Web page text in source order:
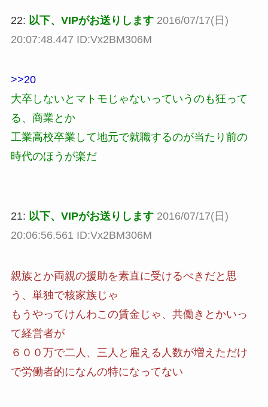
22: 以下、VIPがお送りします 2016/07/17(日)
20:07:48.447 ID:Vx2BM306M
>>20
大卒しないとマトモじゃないっていうのも狂って
る、商業とか
工業高校卒業して地元で就職するのが当たり前の
時代のほうが楽だ
21: 以下、VIPがお送りします 2016/07/17(日)
20:06:56.561 ID:Vx2BM306M
親族とか両親の援助を素直に受けるべきだと思
う、単独で核家族じゃ
もうやってけんわこの賃金じゃ、共働きとかいっ
て経営者が
６００万で二人、三人と雇える人数が増えただけ
で労働者的になんの特になってない